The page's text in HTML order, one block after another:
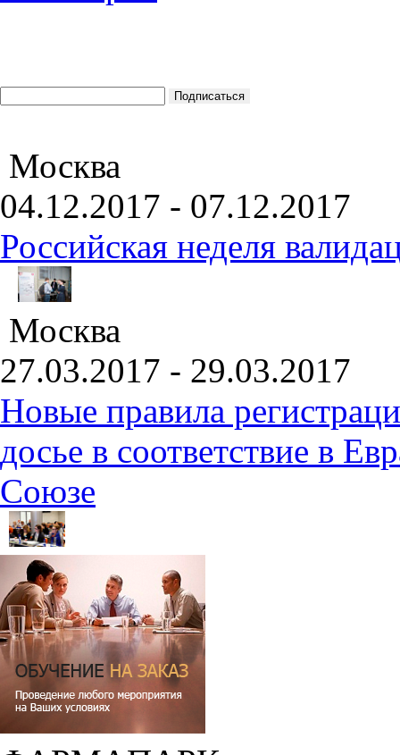
Москва
04.12.2017 - 07.12.2017
Российская неделя
Москва
27.03.2017 - 29.03.2017
Новые правила
досье в соответствие в
Союзе